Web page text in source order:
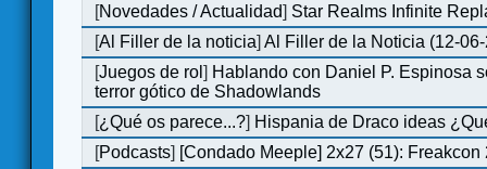
[Novedades / Actualidad] Star Realms Infinite
[Al Filler de la noticia]Al Filler de la Noticia (12-
[Juegos de rol] Hablando con Daniel P. Espinosa
terror gótico de Shadowlands
[¿Qué os parece...?] Hispania de Draco ideas
[Podcasts] [Condado Meeple] 2x27 (51): Freakcon